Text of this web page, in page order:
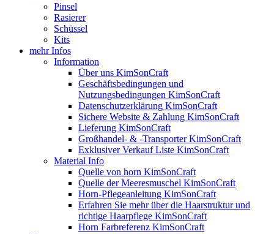
Pinsel
Rasierer
Schüssel
Kits
mehr Infos
Information
Über uns KimSonCraft
Geschäftsbedingungen und
Nutzungsbedingungen KimSonCraft
Datenschutzerklärung KimSonCraft
Sichere Website & Zahlung KimSonCraft
Lieferung KimSonCraft
Großhandel- & -Transporter KimSonCraft
Exklusiver Verkauf Liste KimSonCraft
Material Info
Quelle von horn KimSonCraft
Quelle der Meeresmuschel KimSonCraft
Horn-Pflegeanleitung KimSonCraft
Erfahren Sie mehr über die Haarstruktur und
richtige Haarpflege KimSonCraft
Horn Farbreferenz KimSonCraft